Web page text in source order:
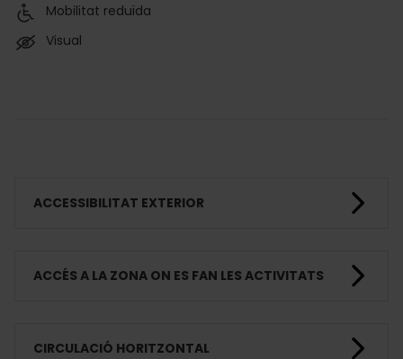
Mobilitat reduïda
Visual
ACCESSIBILITAT EXTERIOR
ACCÉS A LA ZONA ON ES FAN LES ACTIVITATS
CIRCULACIÓ HORITZONTAL